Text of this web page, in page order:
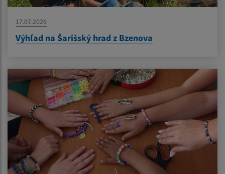
17.07.2026
Výhľad na Šarišský hrad z Bzenova